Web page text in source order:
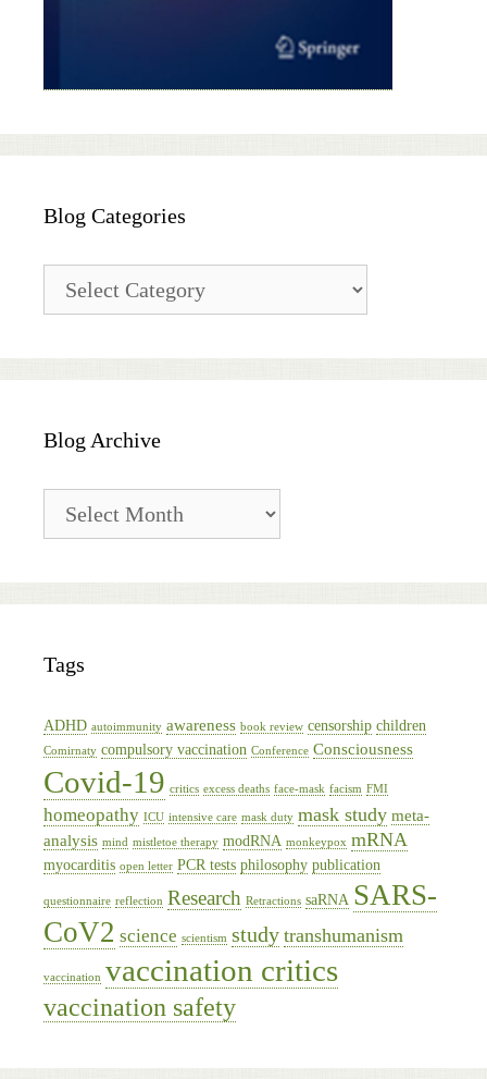
Blog Categories
Categories
Blog Archive
Archive
Tags
ADHD autoimmunity awareness book review censorship children
Comirnaty compulsory vaccination Conference Consciousness
Covid-19 critics excess deaths face-mask facism FMI
homeopathy ICU intensive care mask duty mask study meta-
analysis mind mistletoe therapy modRNA monkeypox mRNA
myocarditis open letter PCR tests philosophy publication
questionnaire reflection Research Retractions saRNA SARS-
CoV2 science scientism study transhumanism
vaccination vaccination critics
vaccination safety